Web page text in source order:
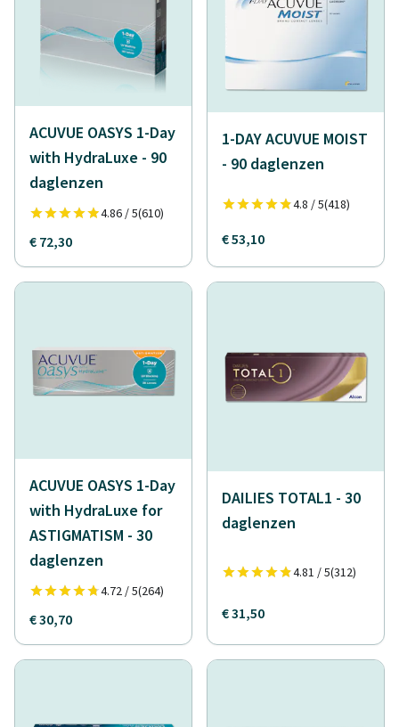
ACUVUE OASYS 1-Day
with HydraLuxe - 90
daglenzen
4.86 / 5(610)
€ 72,30
1-DAY ACUVUE MOIST
- 90 daglenzen
4.8 / 5(418)
€ 53,10
ACUVUE OASYS 1-Day
with HydraLuxe for
ASTIGMATISM - 30
daglenzen
4.72 / 5(264)
€ 30,70
DAILIES TOTAL1 - 30
daglenzen
4.81 / 5(312)
€ 31,50